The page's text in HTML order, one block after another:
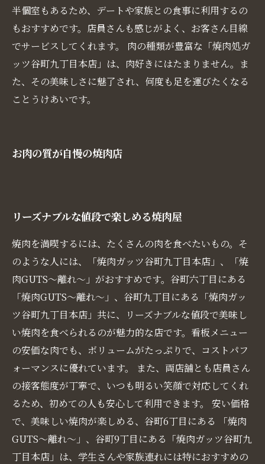
半個室もあるため、デートや家族との食事に利用するの
もおすすめです。店員さんも感じがよく、お客さん目線
でサービスしてくれます。 肉の種類が豊富な「焼肉処ガ
ッツ谷町九丁目本店」は、肉好きにはたまりません。ま
た、その美味しさに魅了され、何度も足を運びたくなる
ことうけあいです。
お肉の質が自慢の焼肉店
リーズナブルな値段で楽しめる焼肉屋
焼肉を満喫するには、たくさんの肉を食べたいもの。そ
のような人には、「焼肉ガッツ谷町九丁目本店」、「焼
肉GUTS〜離れ〜」がおすすめです。谷町六丁目にある
「焼肉GUTS〜離れ〜」、谷町九丁目にある「焼肉ガッ
ツ谷町九丁目本店」共に、リーズナブルな値段で美味し
い焼肉を食べられるのが魅力的な店です。看板メニュー
の安価な肉でも、ボリュームがたっぷりで、コストパフ
ォーマンスに優れています。 また、両店舗とも店員さん
の接客態度が丁寧で、いつも明るい笑顔で対応してくれ
るため、初めての人も安心して利用できます。 安い価格
で、美味しい焼肉が楽しめる、谷町6丁目にある 「焼肉
GUTS〜離れ〜」、谷町9丁目にある「焼肉ガッツ谷町九
丁目本店」は、学生さんや家族連れには特におすすめの